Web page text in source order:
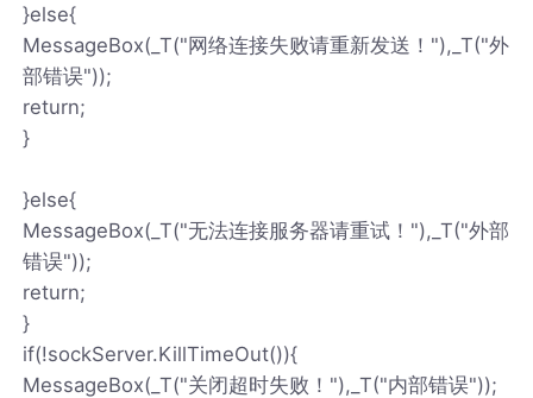
}else{
MessageBox(_T("网络连接失败请重新发送！"),_T("外
部错误"));
return;
}
}else{
MessageBox(_T("无法连接服务器请重试！"),_T("外部
错误"));
return;
}
if(!sockServer.KillTimeOut()){
MessageBox(_T("关闭超时失败！"),_T("内部错误"));